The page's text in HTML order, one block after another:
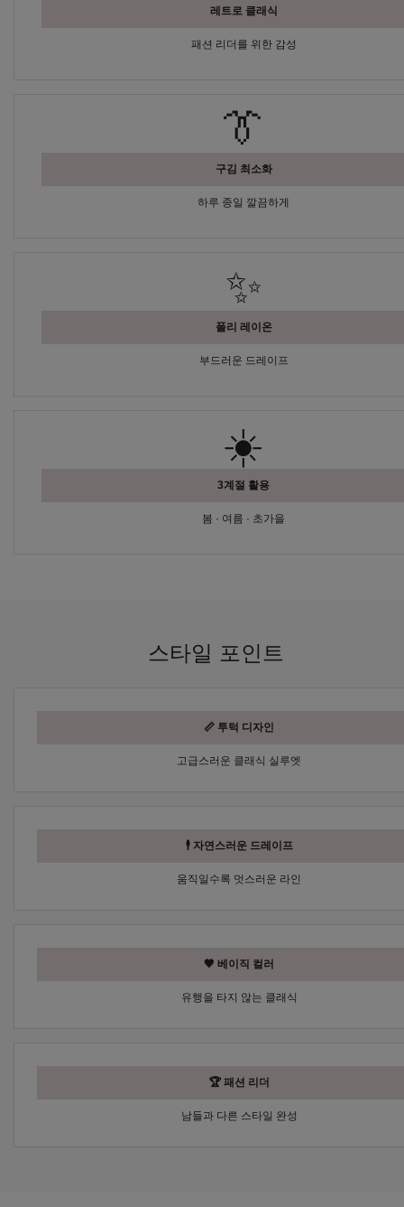
레트로 클래식
패션 리더를 위한 감성
👔
구김 최소화
하루 종일 깔끔하게
✨
폴리 레이온
부드러운 드레이프
☀️
3계절 활용
봄 · 여름 · 초가을
스타일 포인트
📏 투턱 디자인
고급스러운 클래식 실루엣
🕴 자연스러운 드레이프
움직일수록 멋스러운 라인
🤎 베이직 컬러
유행을 타지 않는 클래식
🏆 패션 리더
남들과 다른 스타일 완성